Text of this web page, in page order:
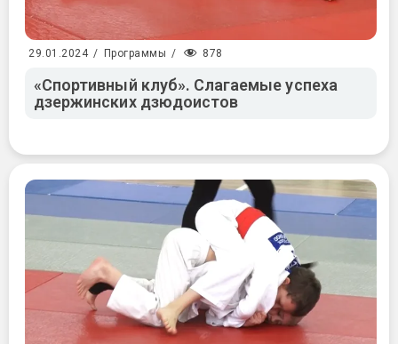
29.01.2024 / Программы / 878
«Спортивный клуб». Слагаемые успеха
дзержинских дзюдоистов